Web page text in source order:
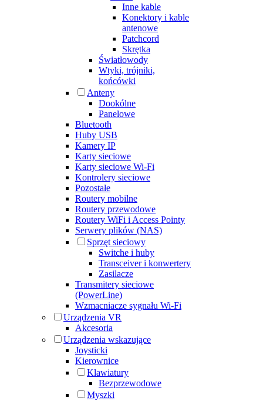
Inne kable
Konektory i kable
antenowe
Patchcord
Skrętka
Światłowody
Wtyki, trójniki,
końcówki
Anteny
Dookólne
Panelowe
Bluetooth
Huby USB
Kamery IP
Karty sieciowe
Karty sieciowe Wi-Fi
Kontrolery sieciowe
Pozostałe
Routery mobilne
Routery przewodowe
Routery WiFi i Access Pointy
Serwery plików (NAS)
Sprzęt sieciowy
Switche i huby
Transceiver i konwertery
Zasilacze
Transmitery sieciowe
(PowerLine)
Wzmacniacze sygnału Wi-Fi
Urządzenia VR
Akcesoria
Urządzenia wskazujące
Joysticki
Kierownice
Klawiatury
Bezprzewodowe
Myszki